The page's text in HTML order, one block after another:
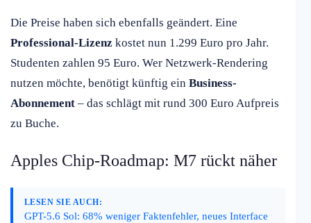
Die Preise haben sich ebenfalls geändert. Eine
Professional-Lizenz kostet nun 1.299 Euro pro Jahr.
Studenten zahlen 95 Euro. Wer Netzwerk-Rendering
nutzen möchte, benötigt künftig ein Business-
Abonnement – das schlägt mit rund 300 Euro Aufpreis
zu Buche.
Apples Chip-Roadmap: M7 rückt näher
LESEN SIE AUCH:
GPT-5.6 Sol: 68% weniger Faktenfehler, neues Interface